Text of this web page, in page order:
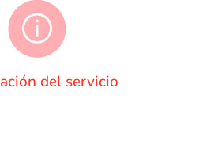
del servicio